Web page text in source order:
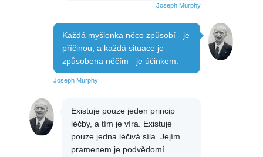
Joseph Murphy
Každá myšlenka něco způsobí - je
příčinou; a každá situace je
způsobena něčím - je účinkem.
Joseph Murphy
Existuje pouze jeden princip
léčby, a tím je víra. Existuje
pouze jedna léčivá síla. Jejím
pramenem je podvědomí.